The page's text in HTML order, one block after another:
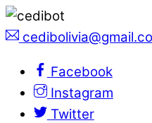
Facebook
Instagram
Twitter